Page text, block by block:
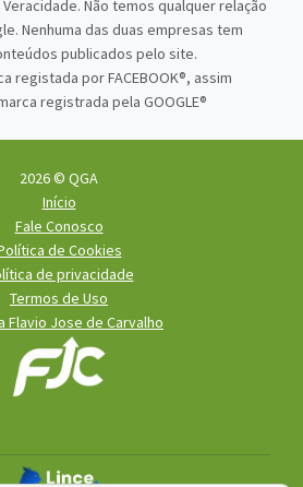
Não temos qualquer relação
Nenhuma das duas empresas tem
publicados pelo site.
registada por FACEBOOK®, assim
registrada pela GOOGLE®
2026 © QGA
Início
Fale Conosco
de Cookies
de privacidade
Termos de Uso
Flavio Jose de Carvalho